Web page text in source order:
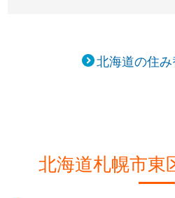
北海道の住
北海道札幌市東